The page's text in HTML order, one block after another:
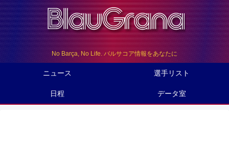
No Barça, No Life. バルサコア情報をあなたに
ニュース 選手リスト
日程 データ室